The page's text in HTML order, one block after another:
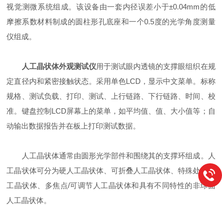
视觉测微系统组成。该设备由一套内径误差小于±0.04mm的低
摩擦系数材料制成的圆柱形孔底座和一个0.5度的光学角度测量
仪组成。
人工晶状体外观测试仪用于测试眼内透镜的支撑眼组织在规
定直径内和紧密接触状态。采用单色LCD，显示中文菜单。标称
规格、测试负载、打印、测试、上行链路、下行链路、时间、校
准。键盘控制LCD屏幕上的菜单，如平均值、值、大小值等；自
动输出数据报告并在板上打印测试数据。
人工晶状体通常由圆形光学部件和围绕其的支撑环组成。人
工晶状体可分为硬人工晶状体、可折叠人工晶状体、特殊处理人
工晶状体、多焦点/可调节人工晶状体和具有不同特性的非球面
人工晶状体。